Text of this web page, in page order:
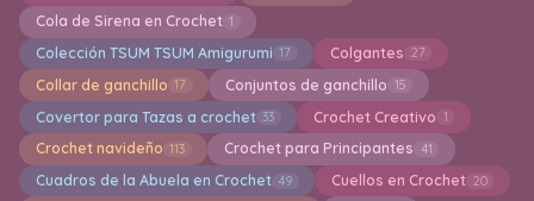
Cola de Sirena en Crochet 1
Colección TSUM TSUM Amigurumi 17 Colgantes 27
Collar de ganchillo 17 Conjuntos de ganchillo 15
Covertor para Tazas a crochet 33 Crochet Creativo 1
Crochet navideño 113 Crochet para Principantes 41
Cuadros de la Abuela en Crochet 49 Cuellos en Crochet 20